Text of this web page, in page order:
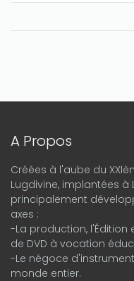
A Propos
Créées à l'aube du
Lugdivine, implantées à
principalement
axes :
-La production, l'Édition
de DVD à vocation
-Le négoce
monde entier.